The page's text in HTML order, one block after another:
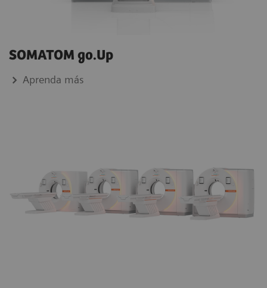
SOMATOM go.Up
Aprenda más